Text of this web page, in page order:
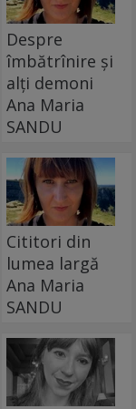
Despre
îmbătrînire și
alți demoni
Ana Maria
SANDU
Cititori din
lumea largă
Ana Maria
SANDU